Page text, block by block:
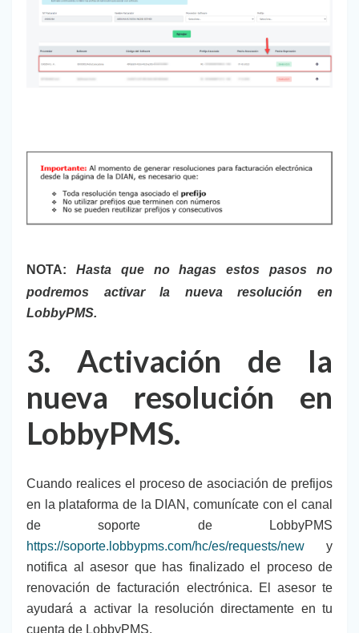
NOTA:
Hasta que no hagas estos pasos no
podremos activar la nueva resolución en
LobbyPMS.
3. Activación de la
nueva resolución en
LobbyPMS.
Cuando realices el proceso de asociación de prefijos
en la plataforma de la DIAN, comunícate con el canal
de soporte de LobbyPMS
https://soporte.lobbypms.com/hc/es/requests/new y
notifica al asesor que has finalizado el proceso de
renovación de facturación electrónica. El asesor te
ayudará a activar la resolución directamente en tu
cuenta de LobbyPMS.